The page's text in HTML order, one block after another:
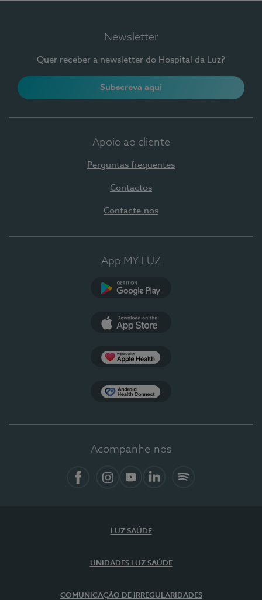
Newsletter
Quer receber a newsletter do Hospital da Luz?
Subscreva aqui
Apoio ao cliente
Perguntas frequentes
Contactos
Contacte-nos
App MY LUZ
Acompanhe-nos
LUZ SAÚDE
UNIDADES LUZ SAÚDE
COMUNICAÇÃO DE IRREGULARIDADES